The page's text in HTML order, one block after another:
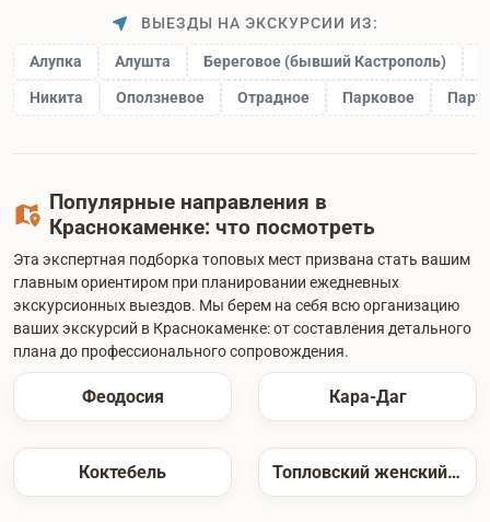
ВЫЕЗДЫ НА ЭКСКУРСИИ ИЗ:
Алупка Алушта Береговое (бывший Кастрополь)
Никита Оползневое Отрадное Парковое
Популярные направления в
Краснокаменке: что посмотреть
Эта экспертная подборка топовых мест призвана стать вашим
главным ориентиром при планировании ежедневных
экскурсионных выездов. Мы берем на себя всю организацию
ваших экскурсий в Краснокаменке: от составления детального
плана до профессионального сопровождения.
Феодосия Кара-Даг
Коктебель Топловский женский монастырь